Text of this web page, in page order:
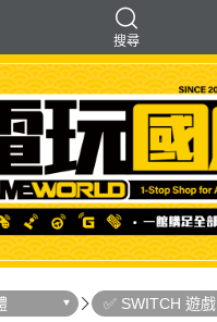
搜尋
樂 【PS＋PC用】賽模
【可收折】
✅ SWITCH 遊戲